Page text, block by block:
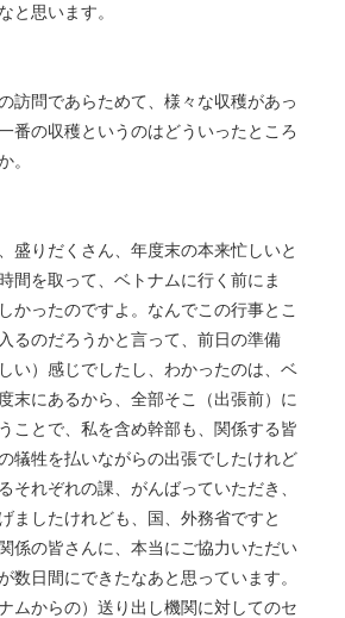
と思います。
訪問であらためて、様々な収穫があっ
番の収穫というのはどういったところ
。
盛りだくさん、年度末の本来忙しいと
間を取って、ベトナムに行く前にま
かったのですよ。なんでこの行事とこ
るのだろうかと言って、前日の準備
い）感じでしたし、わかったのは、ベ
末にあるから、全部そこ（出張前）に
ことで、私を含め幹部も、関係する皆
犠牲を払いながらの出張でしたけれど
それぞれの課、がんばっていただき、
ましたけれども、国、外務省ですと
係の皆さんに、本当にご協力いただい
数日間にできたなあと思っています。
ムからの）送り出し機関に対してのセ